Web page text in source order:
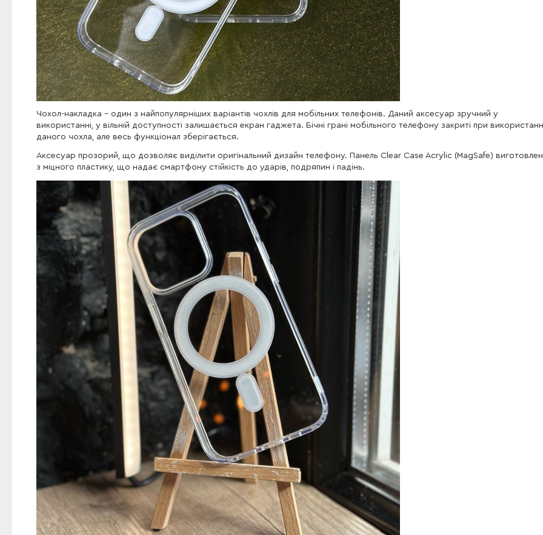
Чохол-накладка - один з найпопулярніших варіантів чохлів для мобільних телефонів. Даний аксесуар зручний у
використанні, у вільній доступності залишається екран гаджета. Бічні грані мобільного телефону закриті при
даного чохла, але весь функціонал зберігається.
Аксесуар прозорий, що дозволяє виділити оригінальний дизайн телефону. Панель Clear Case Acrylic (MagSafe)
з міцного пластику, що надає смартфону стійкість до ударів, подряпин і падінь.